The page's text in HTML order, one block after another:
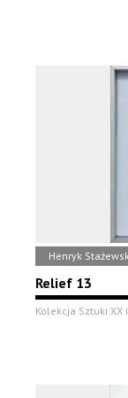
Henryk
Relief 13
Kolekcja Sztuki XX